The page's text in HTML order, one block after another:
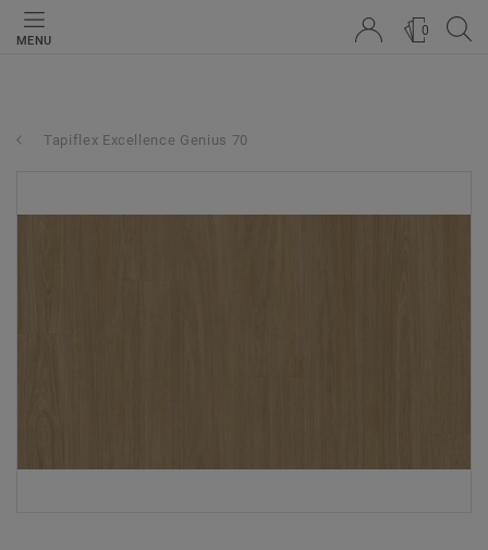
MENU
0
Tapiflex Excellence Genius 70